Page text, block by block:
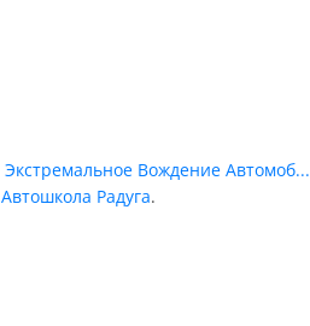
Экстремальное Вождение Автомоб...
Автошкола Радуга.